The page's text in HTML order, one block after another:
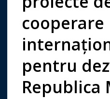
cooperare
pentru
Republica